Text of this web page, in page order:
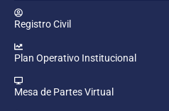
Registro Civil
Plan Operativo Institucional
Mesa de Partes Virtual